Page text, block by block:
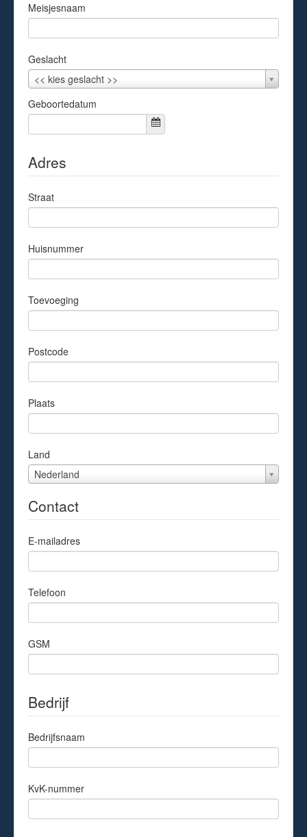
Meisjesnaam
Geslacht
<< kies geslacht >>
Geslacht
Geboortedatum
Adres
Straat
Huisnummer
Toevoeging
Postcode
Plaats
Land
Nederland
Land
Contact
E-mailadres
Telefoon
GSM
Bedrijf
Bedrijfsnaam
KvK-nummer